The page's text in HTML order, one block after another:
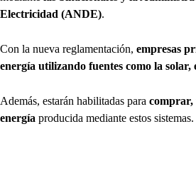
Electricidad (ANDE).
Con la nueva reglamentación, empresas
energía utilizando fuentes como la solar,
Además, estarán habilitadas para comprar,
energía producida mediante estos sistemas.